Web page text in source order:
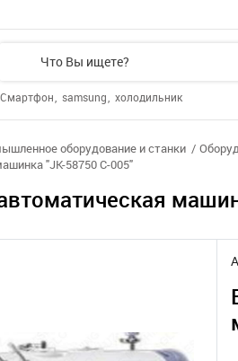
Смартфон samsung холодильник
оборудование и станки
"JK-58750 С-005"